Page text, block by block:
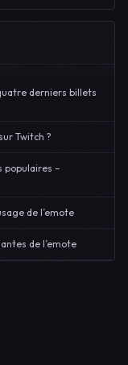
derniers billets
Twitch ?
populaires –
de l’emote
de l’emote